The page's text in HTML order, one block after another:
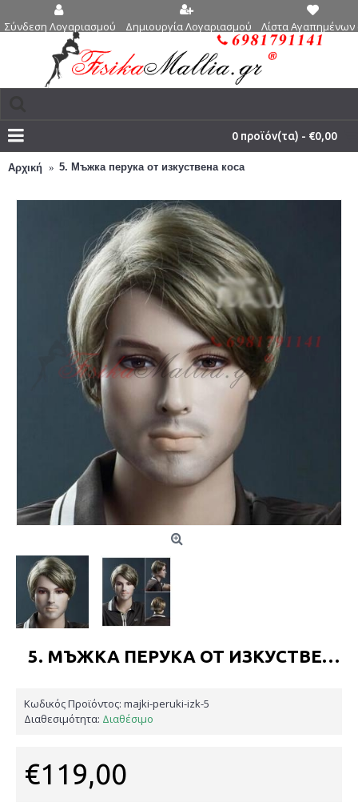
Σύνδεση Λογαριασμού Δημιουργία Λογαριασμού Λίστα Αγαπημένων
0 προϊόν(τα) - €0,00
Αρχική 5. Мъжка перука от изкуствена коса
5. МЪЖКА ПЕРУКА ОТ ИЗКУСТВЕНА КОСА
Κωδικός Προϊόντος: majki-peruki-izk-5
Διαθεσιμότητα: Διαθέσιμο
€119,00